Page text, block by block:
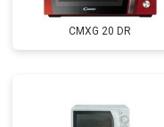
CMXG 20 DR